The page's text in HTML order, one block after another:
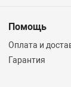
Помощь
Оплата и
Гарантия